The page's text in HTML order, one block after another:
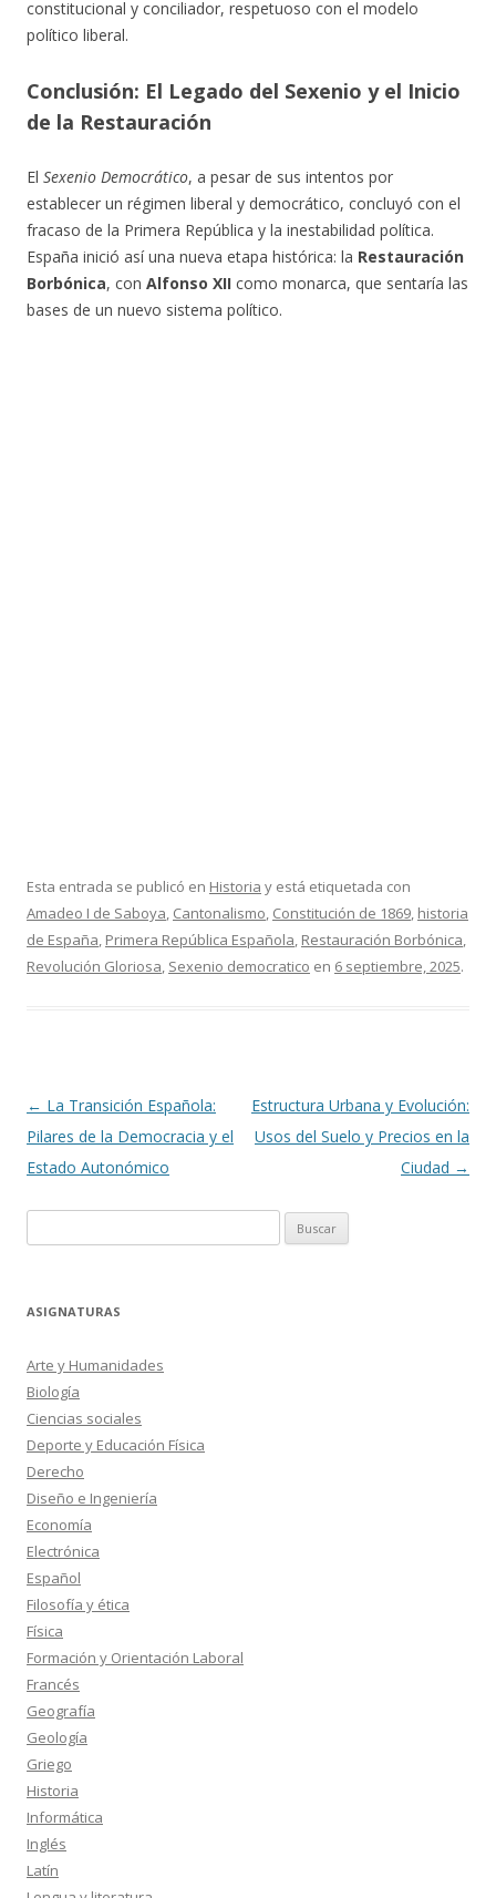
constitucional y conciliador, respetuoso con el modelo
político liberal.
Conclusión: El Legado del Sexenio y el Inicio
de la Restauración
El Sexenio Democrático, a pesar de sus intentos por
establecer un régimen liberal y democrático, concluyó con el
fracaso de la Primera República y la inestabilidad política.
España inició así una nueva etapa histórica: la Restauración
Borbónica, con Alfonso XII como monarca, que sentaría las
bases de un nuevo sistema político.
Esta entrada se publicó en Historia y está etiquetada con
Amadeo I de Saboya, Cantonalismo, Constitución de 1869, historia
de España, Primera República Española, Restauración Borbónica,
Revolución Gloriosa, Sexenio democratico en 6 septiembre, 2025.
Navegación
de
entradas
← La Transición Española:
Pilares de la Democracia y el
Estado Autonómico
Estructura Urbana y Evolución:
Usos del Suelo y Precios en la
Ciudad →
ASIGNATURAS
Arte y Humanidades
Biología
Ciencias sociales
Deporte y Educación Física
Derecho
Diseño e Ingeniería
Economía
Electrónica
Español
Filosofía y ética
Física
Formación y Orientación Laboral
Francés
Geografía
Geología
Griego
Historia
Informática
Inglés
Latín